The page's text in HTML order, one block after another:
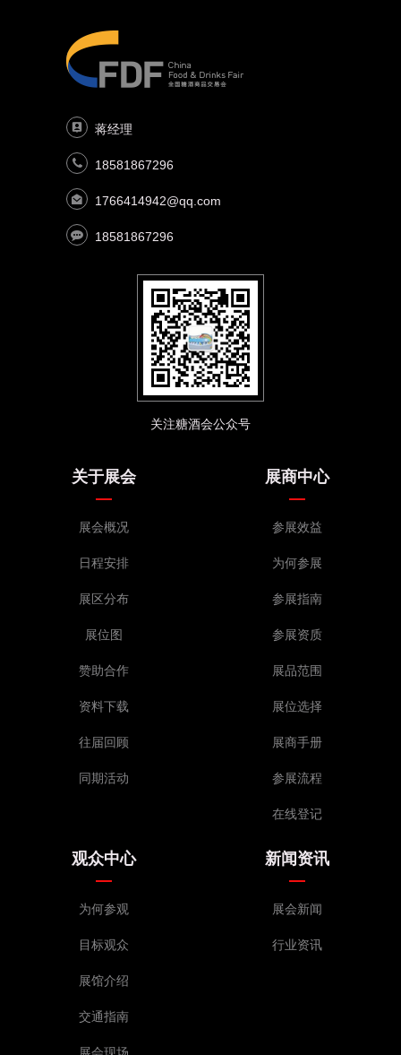
蒋经理
18581867296
1766414942@qq.com
18581867296
关注糖酒会公众号
关于展会
展会概况
日程安排
展区分布
展位图
赞助合作
资料下载
往届回顾
同期活动
展商中心
参展效益
为何参展
参展指南
参展资质
展品范围
展位选择
展商手册
参展流程
在线登记
观众中心
为何参观
目标观众
展馆介绍
交通指南
新闻资讯
展会新闻
行业资讯